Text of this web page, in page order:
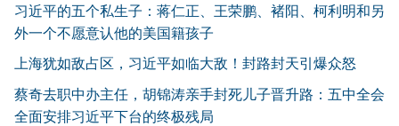
习近平的五个私生子：蒋仁正、王荣鹏、褚阳、柯利明和另
外一个不愿意认他的美国籍孩子
上海犹如敌占区，习近平如临大敌！封路封天引爆众怒
蔡奇去职中办主任，胡锦涛亲手封死儿子晋升路：五中全会
全面安排习近平下台的终极残局